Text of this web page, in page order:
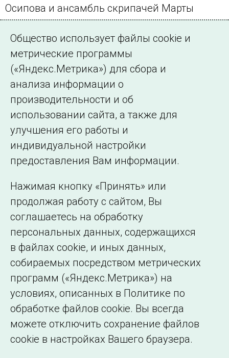
Осипова и ансамбль скрипачей Марты
Кушнирской.
Пресс-центр Минэнерго России
← Все публикации
Подписаться на новости
©2005–2026 АО «СО ЕЭС»
Филиалы и
представительства
образовательной
организации
Общество использует файлы cookie и
метрические программы
(«Яндекс.Метрика») для сбора и
анализа информации о
производительности и об
использовании сайта, а также для
улучшения его работы и
индивидуальной настройки
предоставления Вам информации.
Нажимая кнопку «Принять» или
продолжая работу с сайтом, Вы
соглашаетесь на обработку
персональных данных, содержащихся
в файлах cookie, и иных данных,
собираемых посредством метрических
программ («Яндекс.Метрика») на
условиях, описанных в Политике по
обработке файлов cookie. Вы всегда
можете отключить сохранение файлов
cookie в настройках Вашего браузера.